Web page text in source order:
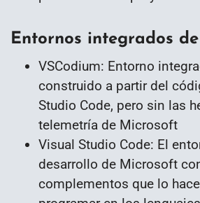
Entornos integrados
VSCodium: Entorno
construido a partir del
Studio Code, pero sin las
telemetría de Microsoft
Visual Studio Code: El
desarrollo de Microsoft
complementos que lo